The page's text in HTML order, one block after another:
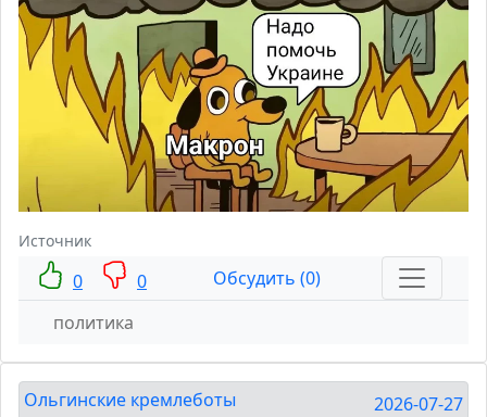
Источник
0 0
Обсудить (0)
политика
Ольгинские кремлеботы 2026-07-27